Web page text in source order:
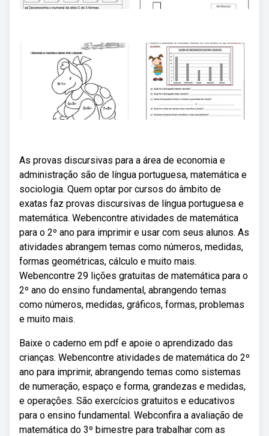
As provas discursivas para a área de economia e
administração são de língua portuguesa, matemática e
sociologia. Quem optar por cursos do âmbito de
exatas faz provas discursivas de língua portuguesa e
matemática. Webencontre atividades de matemática
para o 2º ano para imprimir e usar com seus alunos. As
atividades abrangem temas como números, medidas,
formas geométricas, cálculo e muito mais.
Webencontre 29 lições gratuitas de matemática para o
2º ano do ensino fundamental, abrangendo temas
como números, medidas, gráficos, formas, problemas
e muito mais.
Baixe o caderno em pdf e apoie o aprendizado das
crianças. Webencontre atividades de matemática do 2º
ano para imprimir, abrangendo temas como sistemas
de numeração, espaço e forma, grandezas e medidas,
e operações. São exercícios gratuitos e educativos
para o ensino fundamental. Webconfira a avaliação de
matemática do 3º bimestre para trabalhar com as